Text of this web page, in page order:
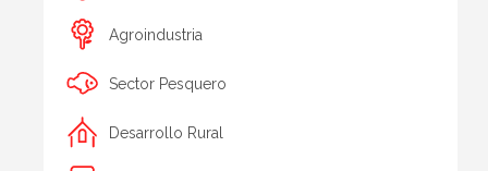
Agroindustria
Sector Pesquero
Desarrollo Rural